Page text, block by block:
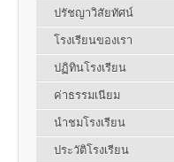
ปรัชญาวิสัยทัศน์
โรงเรียนของเรา
ปฏิทินโรงเรียน
ค่าธรรมเนียม
นำชมโรงเรียน
ประวัติโรงเรียน